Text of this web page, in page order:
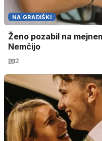
NA GRADIŠKI
Ženo pozabil na
Nemčijo
2